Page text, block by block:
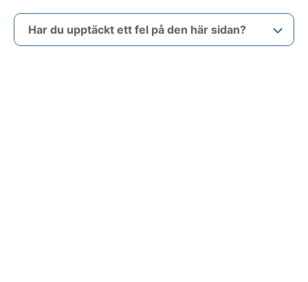
Har du upptäckt ett fel på den här sidan?